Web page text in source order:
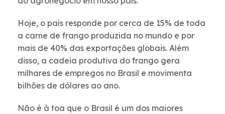
Hoje, o país responde por cerca de 15% de toda
a carne de frango produzida no mundo e por
mais de 40% das exportações globais. Além
disso, a cadeia produtiva do frango gera
milhares de empregos no Brasil e movimenta
bilhões de dólares ao ano.
Não é à toa que o Brasil é um dos maiores